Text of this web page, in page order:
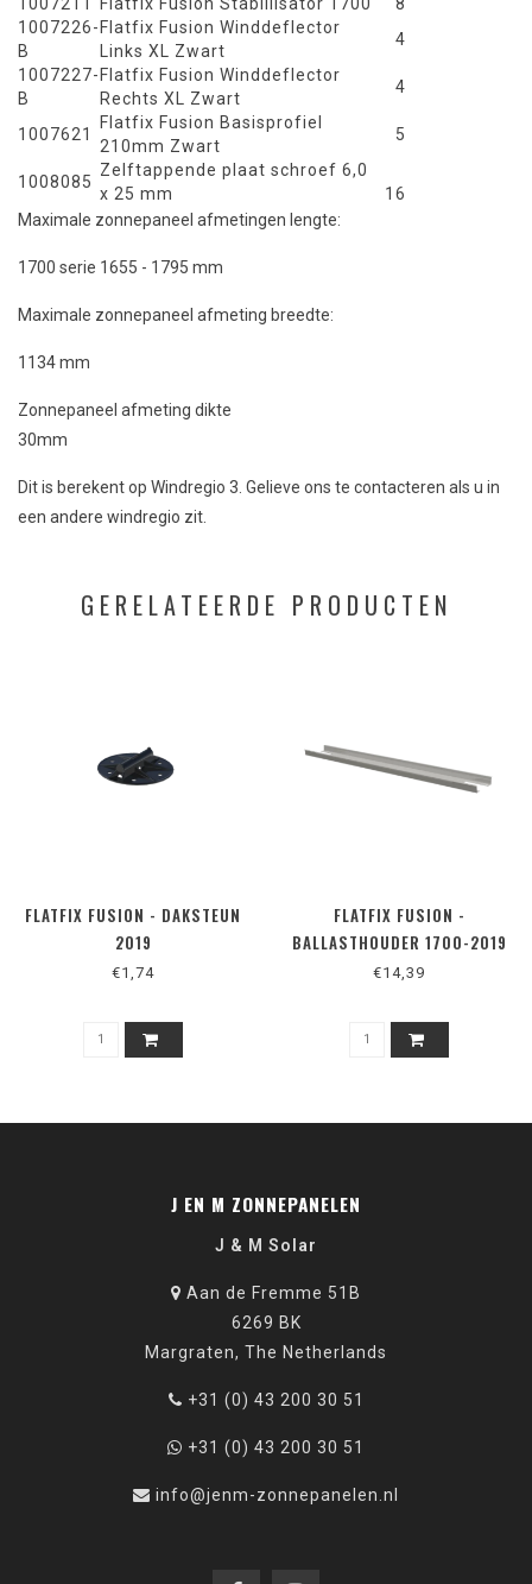
1007226-
B
Flatfix Fusion Winddeflector
Links XL Zwart
4
1007227-
B
Flatfix Fusion Winddeflector
Rechts XL Zwart
4
1007621
Flatfix Fusion Basisprofiel
210mm Zwart
5
1008085
Zelftappende plaat schroef 6,0
x 25 mm
16
Maximale zonnepaneel afmetingen lengte:
1700 serie 1655 - 1795 mm
Maximale zonnepaneel afmeting breedte:
1134 mm
Zonnepaneel afmeting dikte
30mm
Dit is berekent op Windregio 3. Gelieve ons te contacteren als u in
een andere windregio zit.
GERELATEERDE PRODUCTEN
FLATFIX FUSION - DAKSTEUN
2019
€1,74
FLATFIX FUSION -
BALLASTHOUDER 1700-2019
€14,39
J EN M ZONNEPANELEN
J & M Solar
Aan de Fremme 51B
6269 BK
Margraten, The Netherlands
+31 (0) 43 200 30 51
+31 (0) 43 200 30 51
info@jenm-zonnepanelen.nl